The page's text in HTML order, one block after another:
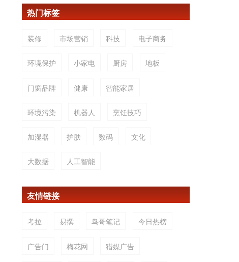
热门标签
装修 市场营销 科技 电子商务
环境保护 小家电 厨房 地板
门窗品牌 健康 智能家居
环境污染 机器人 烹饪技巧
加湿器 护肤 数码 文化
大数据 人工智能
友情链接
考拉 易撰 鸟哥笔记 今日热榜
广告门 梅花网 猎媒广告